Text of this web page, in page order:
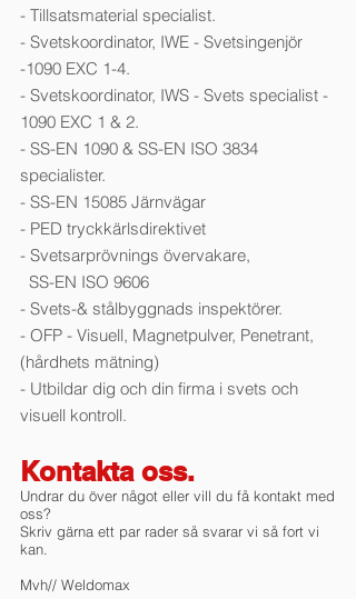
Kontakta oss.
Undrar du över något eller vill du få kontakt med
oss?
Skriv gärna ett par rader så svarar vi så fort vi
kan.
Mvh// Weldomax
- Tillsatsmaterial specialist.
- Svetskoordinator, IWE - Svetsingenjör
-1090 EXC 1-4.
- Svetskoordinator, IWS - Svets specialist -
1090 EXC 1 & 2.
- SS-EN 1090 & SS-EN ISO 3834
specialister.
- SS-EN 15085 Järnvägar
- PED tryckkärlsdirektivet
- Svetsarprövnings övervakare,
SS-EN ISO 9606
- Svets-& stålbyggnads inspektörer.
- OFP - Visuell, Magnetpulver, Penetrant,
(hårdhets mätning)
- Utbildar dig och din firma i svets och
visuell kontroll.